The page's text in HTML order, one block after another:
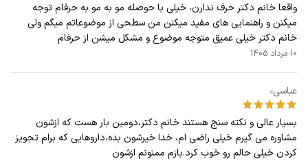
واقعا خانم دکتر حرف ندارن، خیلی با حوصله مو به مو به حرفام توجه
میکنن و راهنمایی های مفید میکنن من سطحی از موضوعاتم میگم ولی
خانم دکتر خیلی عمیق متوجه موضوع و مشکل میشن از حرفام
10 مرداد 1405
عباسی
بسیار عالی و نکته سنج هستند خانم دکتر،دومین بار هست که ازشون
مشاوره می گیرم خیلی راضی ام، خدا خیرشون بده،داروهایی که برام تجویز
کردن خیلی حالم رو خوب کرد.بازم ممنونم ازشون